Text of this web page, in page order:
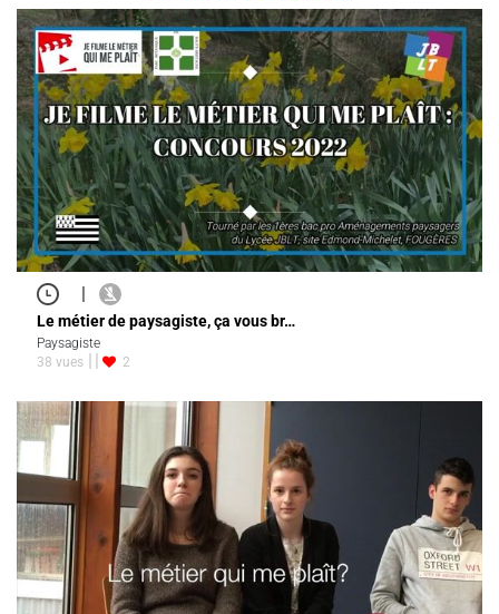
|
Le métier de paysagiste, ça vous br…
Paysagiste
38 vues
2